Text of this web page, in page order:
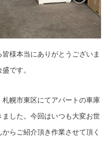
様本当にありがとうございま
です。
幌市東区にてアパートの車庫
した。今回はいつも大変お世
らご紹介頂き作業させて頂く